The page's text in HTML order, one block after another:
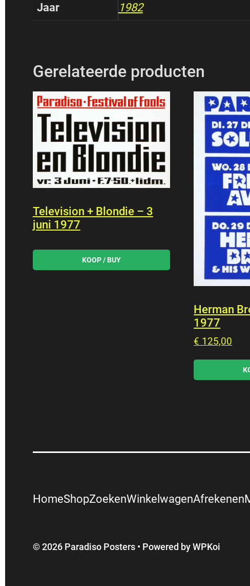
Jaar
1982
Gerelateerde producten
Television + Blondie – 3
juni 1977
Herman
1977
€ 125,00
HomeShopZoekenWinkelwagenAfrekenen
© 2026 Paradiso Posters• Powered byWPKoi